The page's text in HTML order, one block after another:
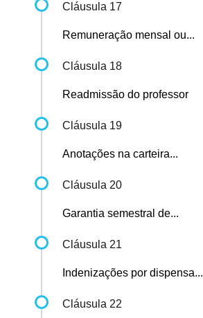
Cláusula 17
Remuneração mensal ou...
Cláusula 18
Readmissão do professor
Cláusula 19
Anotações na carteira...
Cláusula 20
Garantia semestral de...
Cláusula 21
Indenizações por dispensa...
Cláusula 22